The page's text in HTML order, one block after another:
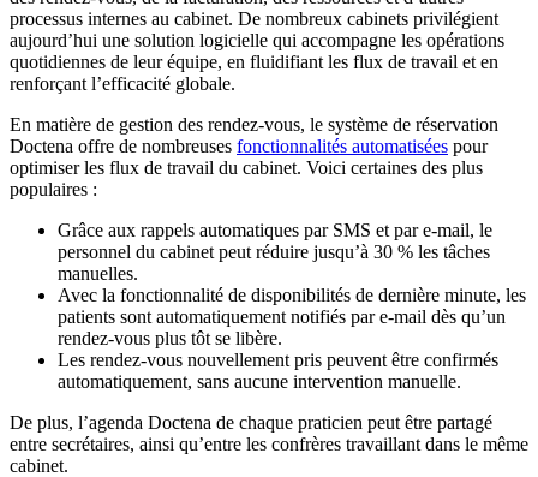
processus internes au cabinet. De nombreux cabinets privilégient
aujourd’hui une solution logicielle qui accompagne les opérations
quotidiennes de leur équipe, en fluidifiant les flux de travail et en
renforçant l’efficacité globale.
En matière de gestion des rendez-vous, le système de réservation
Doctena offre de nombreuses fonctionnalités automatisées pour
optimiser les flux de travail du cabinet. Voici certaines des plus
populaires :
Grâce aux rappels automatiques par SMS et par e-mail, le
personnel du cabinet peut réduire jusqu’à 30 % les tâches
manuelles.
Avec la fonctionnalité de disponibilités de dernière minute, les
patients sont automatiquement notifiés par e-mail dès qu’un
rendez-vous plus tôt se libère.
Les rendez-vous nouvellement pris peuvent être confirmés
automatiquement, sans aucune intervention manuelle.
De plus, l’agenda Doctena de chaque praticien peut être partagé
entre secrétaires, ainsi qu’entre les confrères travaillant dans le même
cabinet.